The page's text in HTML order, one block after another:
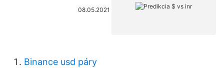
08.05.2021
Binance usd páry